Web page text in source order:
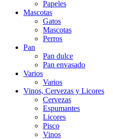
Papeles
Mascotas
Gatos
Mascotas
Perros
Pan
Pan dulce
Pan envasado
Varios
Varios
Vinos, Cervezas y Licores
Cervezas
Espumantes
Licores
Pisco
Vinos